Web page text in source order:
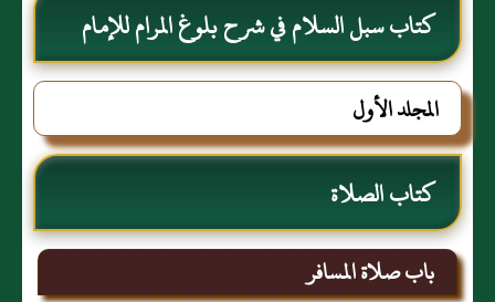
كتاب سبل السلام في شرح بلوغ المرام للإمام
الصنعاني رحمه الله
المجلد الأول
كتاب الصلاة
باب صلاة المسافر